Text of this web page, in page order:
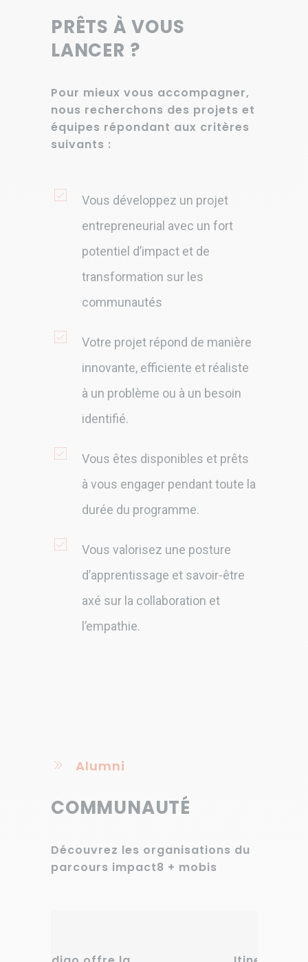
PRÊTS À VOUS
LANCER ?
Pour mieux vous accompagner,
nous recherchons des projets et
équipes répondant aux critères
suivants :
Vous développez un projet
entrepreneurial avec un fort
potentiel d’impact et de
transformation sur les
communautés
Votre projet répond de manière
innovante, efficiente et réaliste
à un problème ou à un besoin
identifié.
Vous êtes disponibles et prêts
à vous engager pendant toute la
durée du programme.
Vous valorisez une posture
d’apprentissage et savoir-être
axé sur la collaboration et
l’empathie.
Alumni
COMMUNAUTÉ
Découvrez les organisations du
parcours impact8 + mobis